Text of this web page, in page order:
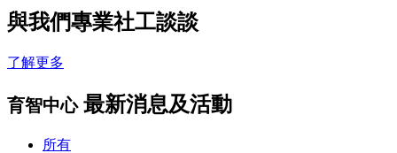
與我們專業社工談談
了解更多
育智中心最新消息及活動
所有